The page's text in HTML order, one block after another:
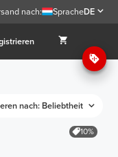
nach: SpracheDE
nach: Beliebtheit
10%